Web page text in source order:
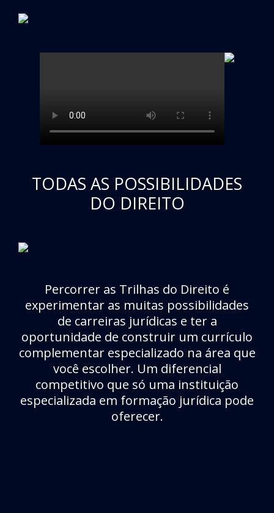
TODAS AS POSSIBILIDADES
DO DIREITO
Percorrer as Trilhas do Direito é
experimentar as muitas possibilidades
de carreiras jurídicas e ter a
oportunidade de construir um currículo
complementar especializado na área que
você escolher. Um diferencial
competitivo que só uma instituição
especializada em formação jurídica pode
oferecer.